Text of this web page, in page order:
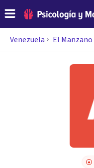
Venezuela El Manzano